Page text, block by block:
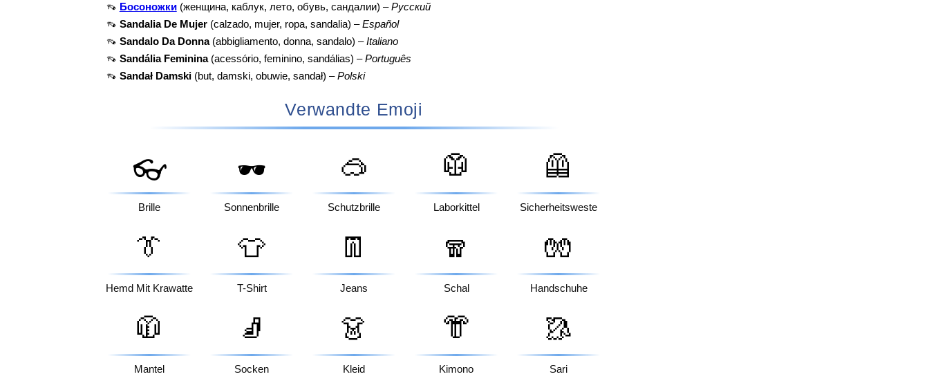
👡 Босоножки(женщина, каблук, лето, обувь, сандалии) –Русский
👡 Sandalia De Mujer(calzado, mujer, ropa, sandalia) –Español
👡 Sandalo Da Donna(abbigliamento, donna, sandalo) –Italiano
👡 Sandália Feminina(acessório, feminino, sandálias) –Português
👡 Sandał Damski(but, damski, obuwie, sandał) –Polski
Verwandte Emoji
👓
Brille
🕶️
Sonnenbrille
🥽
Schutzbrille
🥼
Laborkittel
🦺
Sicherheitsweste
👔
Hemd Mit Krawatte
👕
T-Shirt
👖
Jeans
🧣
Schal
🧤
Handschuhe
🧥
Mantel
🧦
Socken
👗
Kleid
👘
Kimono
🥻
Sari